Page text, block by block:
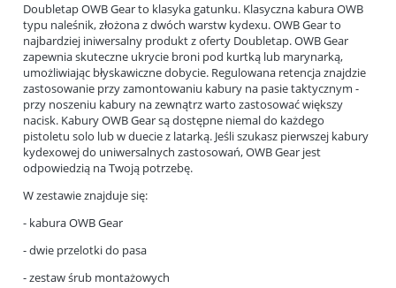
Doubletap OWB Gear to klasyka gatunku. Klasyczna kabura OWB
typu naleśnik, złożona z dwóch warstw kydexu. OWB Gear to
najbardziej iniwersalny produkt z oferty Doubletap. OWB Gear
zapewnia skuteczne ukrycie broni pod kurtką lub marynarką,
umożliwiając błyskawiczne dobycie. Regulowana retencja znajdzie
zastosowanie przy zamontowaniu kabury na pasie taktycznym -
przy noszeniu kabury na zewnątrz warto zastosować większy
nacisk. Kabury OWB Gear są dostępne niemal do każdego
pistoletu solo lub w duecie z latarką. Jeśli szukasz pierwszej kabury
kydexowej do uniwersalnych zastosowań, OWB Gear jest
odpowiedzią na Twoją potrzebę.
W zestawie znajduje się:
- kabura OWB Gear
- dwie przelotki do pasa
- zestaw śrub montażowych